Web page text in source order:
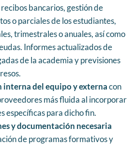
bancarios, gestión de
o parciales de los estudiantes,
trimestrales o anuales, así como
Informes actualizados de
de la academia y previsiones
interna del equipo y externacon
más fluida al incorporar
específicas para dicho fin.
y documentación necesaria
de programas formativos y